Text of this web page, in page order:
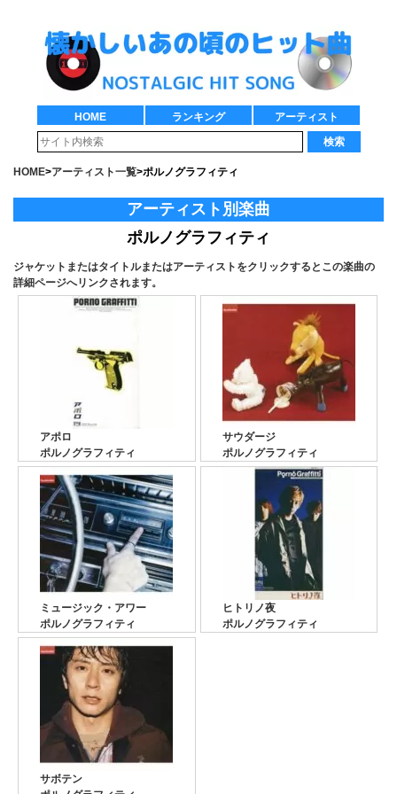
HOME ランキング
アーティスト
検索
HOME>アーティスト一覧>ポルノグラフィティ
アーティスト別楽曲
ポルノグラフィティ
ジャケットまたはタイトルまたはアーティストをクリックするとこの楽曲の
詳細ページへリンクされます。
アポロ
ポルノグラフィティ
サウダージ
ポルノグラフィティ
ミュージック・アワー
ポルノグラフィティ
ヒトリノ夜
ポルノグラフィティ
サボテン